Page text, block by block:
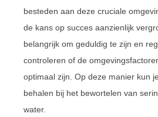
besteden aan deze cruciale
de kans op succes aanzienlijk
belangrijk om geduldig te zijn en
controleren of de
optimaal zijn. Op deze manier kun
behalen bij het bewortelen van
water.